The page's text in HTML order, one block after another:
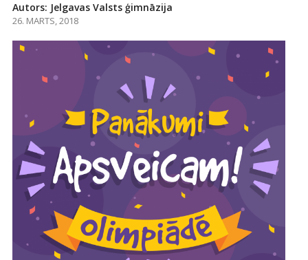
Autors: Jelgavas Valsts ģimnāzija
26. MARTS, 2018